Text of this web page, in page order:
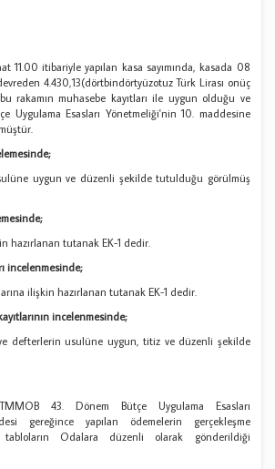
11.00 itibariyle yapılan kasa sayımında, kasada 08
4.430,13(dörtbindörtyüzotuz Türk Lirası onüç
rakamın muhasebe kayıtları ile uygun olduğu ve
Uygulama Esasları Yönetmeliği'nin 10. maddesine
uygun ve düzenli şekilde tutulduğu görülmüş
hazırlanan tutanak EK-1 dedir.
incelenmesinde;
ilişkin hazırlanan tutanak EK-1 dedir.
incelenmesinde;
ve defterlerin usulüne uygun, titiz ve düzenli şekilde
43. Dönem Bütçe Uygulama Esasları
gereğince yapılan ödemelerin gerçekleşme
tabloların Odalara düzenli olarak gönderildiği